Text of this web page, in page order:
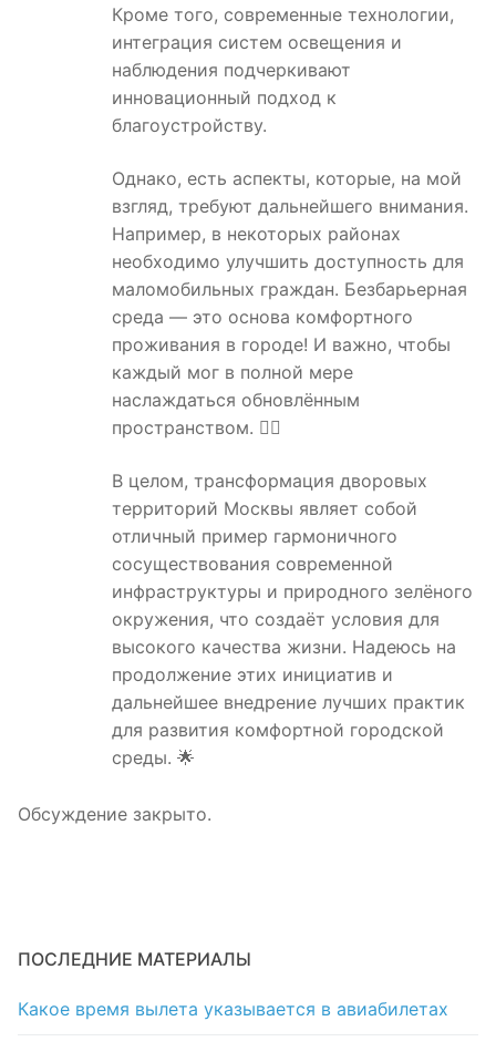
Кроме того, современные технологии,
интеграция систем освещения и
наблюдения подчеркивают
инновационный подход к
благоустройству.
Однако, есть аспекты, которые, на мой
взгляд, требуют дальнейшего внимания.
Например, в некоторых районах
необходимо улучшить доступность для
маломобильных граждан. Безбарьерная
среда — это основа комфортного
проживания в городе! И важно, чтобы
каждый мог в полной мере
наслаждаться обновлённым
пространством. 🚶‍♂️
В целом, трансформация дворовых
территорий Москвы являет собой
отличный пример гармоничного
сосуществования современной
инфраструктуры и природного зелёного
окружения, что создаёт условия для
высокого качества жизни. Надеюсь на
продолжение этих инициатив и
дальнейшее внедрение лучших практик
для развития комфортной городской
среды. 🌟
Обсуждение закрыто.
ПОСЛЕДНИЕ МАТЕРИАЛЫ
Какое время вылета указывается в авиабилетах